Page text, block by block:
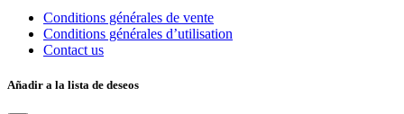
Conditions générales de vente
Conditions générales d’utilisation
Contact us
Añadir a la lista de deseos